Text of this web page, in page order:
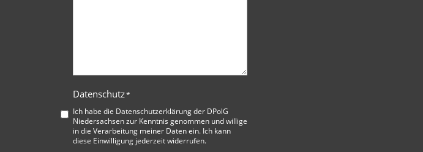
Datenschutz*
Ich habe die Datenschutzerklärung der DPolG
Niedersachsenzur Kenntnis genommen und willige
in die Verarbeitung meiner Daten ein. Ich kann
diese Einwilligung jederzeit widerrufen.